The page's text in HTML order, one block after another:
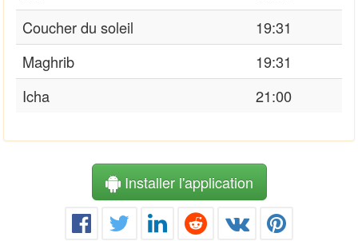
Coucher du soleil
19:31
Maghrib
19:31
Icha
21:00
Installer l'application